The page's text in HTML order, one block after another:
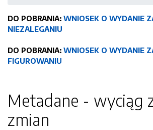
DO POBRANIA: WNIOSEK O WYDANIE
NIEZALEGANIU
DO POBRANIA: WNIOSEK O WYDANIE
FIGUROWANIU
Metadane - wyciąg
zmian